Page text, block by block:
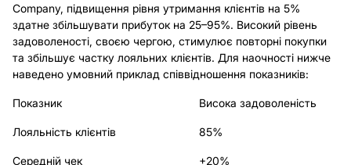
Company, підвищення рівня утримання клієнтів на 5%
здатне збільшувати прибуток на 25–95%. Високий рівень
задоволеності, своєю чергою, стимулює повторні покупки
та збільшує частку лояльних клієнтів. Для наочності нижче
наведено умовний приклад співвідношення показників:
Показник Висока задоволеність
Лояльність клієнтів 85%
Середній чек +20%